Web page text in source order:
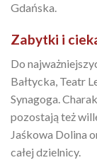
Gdańska.
Zabytki i
Do
Bałtycka, Teatr
Synagoga.
pozostają też
Jaśkowa Dolina
całej dzielnicy.